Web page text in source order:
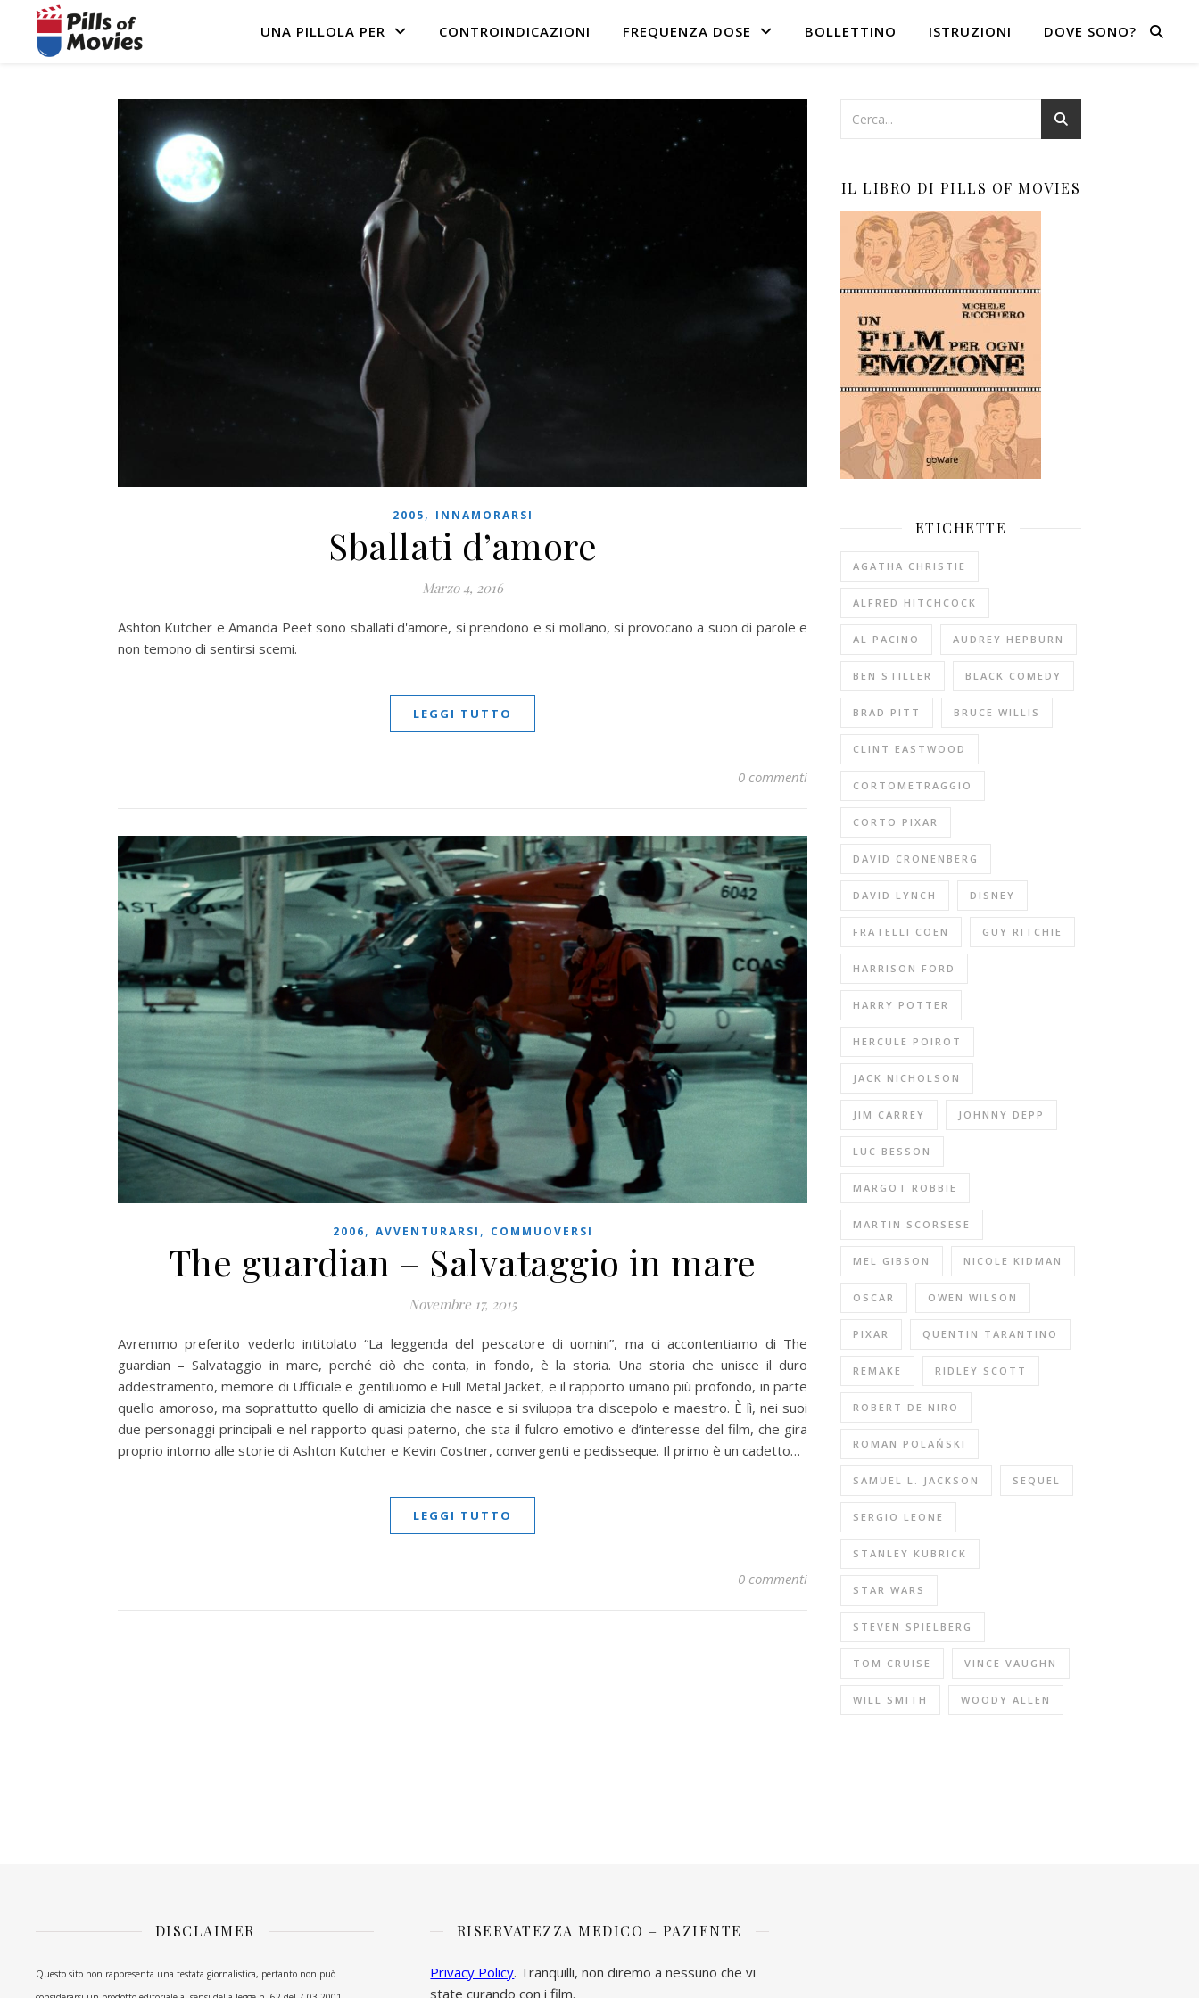
UNA PILLOLA PER CONTROINDICAZIONI FREQUENZA DOSE BOLLETTINO ISTRUZIONI DOVE SONO?
2005, INNAMORARSI
Sballati d’amore
Marzo 4, 2016
Ashton Kutcher e Amanda Peet sono sballati d'amore, si prendono e si mollano, si provocano a suon di parole e
non temono di sentirsi scemi.
LEGGI TUTTO
0 commenti
2006, AVVENTURARSI , COMMUOVERSI
The guardian – Salvataggio in mare
Novembre 17, 2015
Avremmo preferito vederlo intitolato “La leggenda del pescatore di uomini”, ma ci accontentiamo di The
guardian – Salvataggio in mare, perché ciò che conta, in fondo, è la storia. Una storia che unisce il duro
addestramento, memore di Ufficiale e gentiluomo e Full Metal Jacket, e il rapporto umano più profondo, in parte
quello amoroso, ma soprattutto quello di amicizia che nasce e si sviluppa tra discepolo e maestro. È lì, nei suoi
due personaggi principali e nel rapporto quasi paterno, che sta il fulcro emotivo e d’interesse del film, che gira
proprio intorno alle storie di Ashton Kutcher e Kevin Costner, convergenti e pedisseque. Il primo è un cadetto…
LEGGI TUTTO
0 commenti
IL LIBRO DI PILLS OF MOVIES
ETICHETTE
AGATHA CHRISTIE
ALFRED HITCHCOCK
AL PACINO AUDREY HEPBURN
BEN STILLER BLACK COMEDY
BRAD PITT BRUCE WILLIS
CLINT EASTWOOD
CORTOMETRAGGIO
CORTO PIXAR
DAVID CRONENBERG
DAVID LYNCH DISNEY
FRATELLI COEN GUY RITCHIE
HARRISON FORD
HARRY POTTER
HERCULE POIROT
JACK NICHOLSON
JIM CARREY JOHNNY DEPP
LUC BESSON
MARGOT ROBBIE
MARTIN SCORSESE
MEL GIBSON NICOLE KIDMAN
OSCAR OWEN WILSON
PIXAR QUENTIN TARANTINO
REMAKE RIDLEY SCOTT
ROBERT DE NIRO
ROMAN POLAŃSKI
SAMUEL L. JACKSON SEQUEL
SERGIO LEONE
STANLEY KUBRICK
STAR WARS
STEVEN SPIELBERG
TOM CRUISE VINCE VAUGHN
WILL SMITH WOODY ALLEN
DISCLAIMER
Questo sito non rappresenta una testata giornalistica, pertanto non può
RISERVATEZZA MEDICO – PAZIENTE
Privacy Policy. Tranquilli, non diremo a nessuno che vi
state curando con i film.